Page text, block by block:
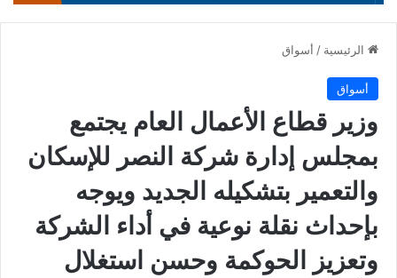
الرئيسية / أسواق
أسواق
وزير قطاع الأعمال العام يجتمع
بمجلس إدارة شركة النصر للإسكان
والتعمير بتشكيله الجديد ويوجه
بإحداث نقلة نوعية في أداء الشركة
وتعزيز الحوكمة وحسن استغلال